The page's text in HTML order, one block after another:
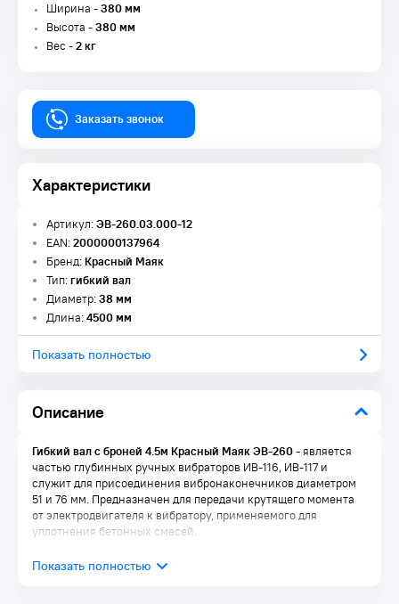
Ширина -380 мм
Высота -380 мм
Вес -2 кг
Заказать звонок
Характеристики
Описание
Артикул:ЭВ-260.03.000-12
EAN:2000000137964
Бренд:Красный Маяк
Тип:гибкий вал
Диаметр:38 мм
Длина:4500 мм
Показать полностью
Гибкий вал с броней 4.5м Красный Маяк ЭВ-260- является
частью глубинных ручных вибраторов ИВ-116, ИВ-117 и
служит для присоединения вибронаконечников диаметром
51 и 76 мм. Предназначен для передачи крутящего момента
от электродвигателя к вибратору, применяемого для
уплотнения бетонных смесей.